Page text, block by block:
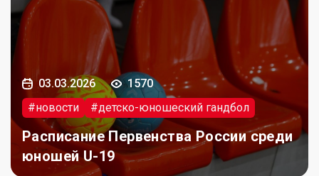
03.03.2026
1570
#новости
#детско-юношеский гандбол
Расписание Первенства России среди
юношей U-19